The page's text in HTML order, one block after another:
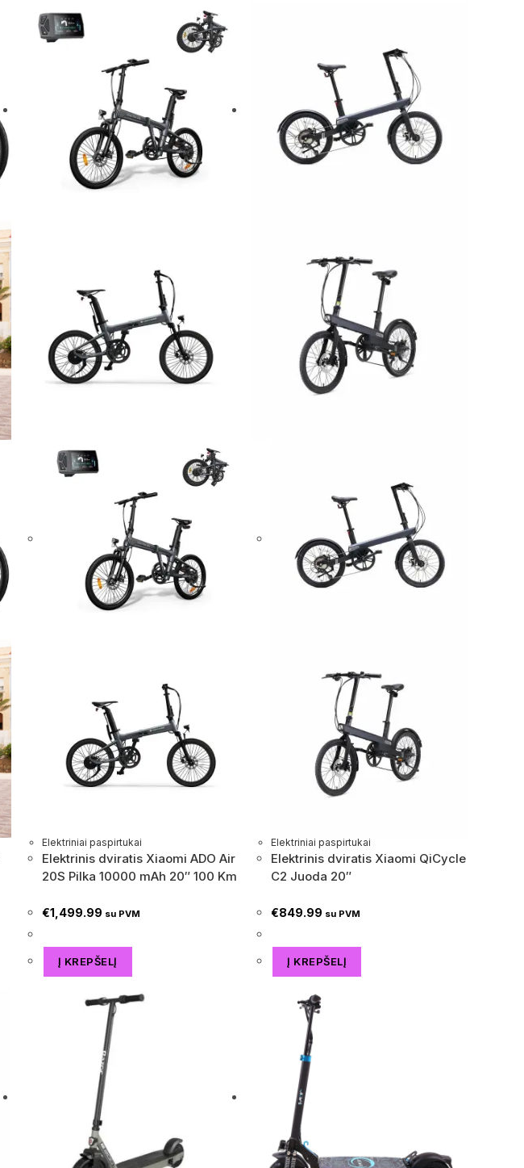
Elektriniai paspirtukai
Elektrinis dviratis Xiaomi ADO Air
20S Pilka 10000 mAh 20″ 100 Km
€1,499.99 su PVM
Į KREPŠELĮ
Elektriniai paspirtukai
Elektrinis dviratis Xiaomi QiCycle
C2 Juoda 20″
€849.99 su PVM
Į KREPŠELĮ